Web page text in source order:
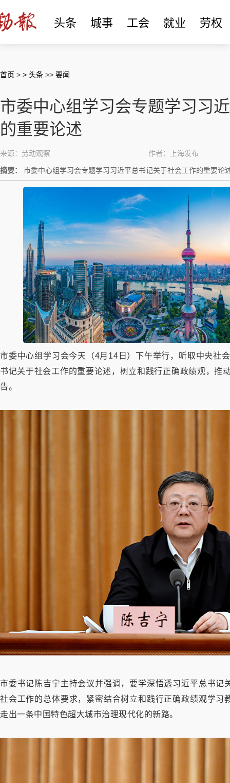
头条 城事 工会 就业 劳权
首页 > > 头条 >> 要闻
市委中心组学习会专题学习习
的重要论述
来源：劳动观察 作者：上海发布
摘要： 市委中心组学习会专题学习习近平总书记关于社会工作的重要论
市委中心组学习会今天（4月14日）下午举行，听取中央社
书记关于社会工作的重要论述，树立和践行正确政绩观，推
告。
市委书记陈吉宁主持会议并强调，要学深悟透习近平总书
社会工作的总体要求，紧密结合树立和践行正确政绩观学
走出一条中国特色超大城市治理现代化的新路。